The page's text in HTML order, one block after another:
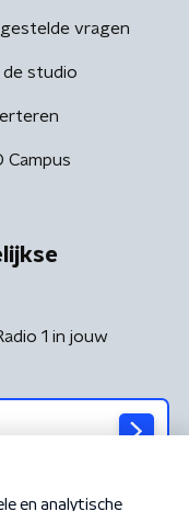
vragen
de studio
Campus
1 in jouw